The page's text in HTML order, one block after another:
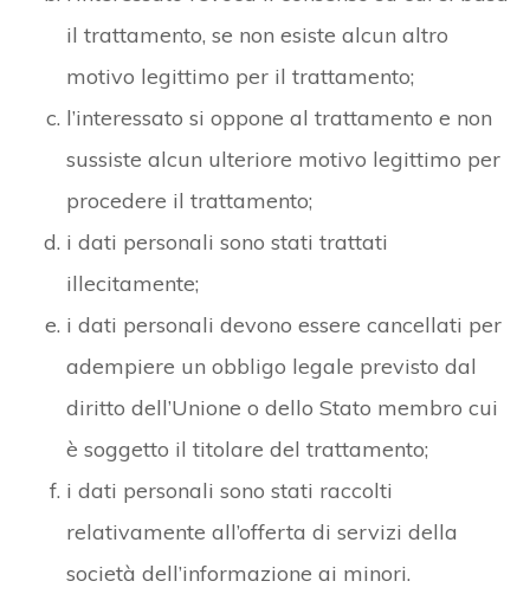
il trattamento, se non esiste alcun altro
motivo legittimo per il trattamento;
l’interessato si oppone al trattamento e non
sussiste alcun ulteriore motivo legittimo per
procedere il trattamento;
i dati personali sono stati trattati
illecitamente;
i dati personali devono essere cancellati per
adempiere un obbligo legale previsto dal
diritto dell’Unione o dello Stato membro cui
è soggetto il titolare del trattamento;
i dati personali sono stati raccolti
relativamente all’offerta di servizi della
società dell’informazione ai minori.